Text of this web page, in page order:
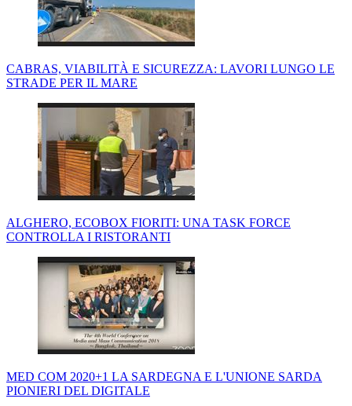
CABRAS, VIABILITÀ E SICUREZZA: LAVORI LUNGO LE
STRADE PER IL MARE
ALGHERO, ECOBOX FIORITI: UNA TASK FORCE
CONTROLLA I RISTORANTI
MED COM 2020+1 LA SARDEGNA E L'UNIONE SARDA
PIONIERI DEL DIGITALE